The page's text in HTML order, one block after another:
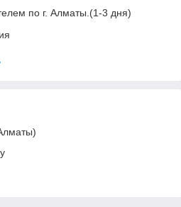
по г. Алматы.(1-3 дня)